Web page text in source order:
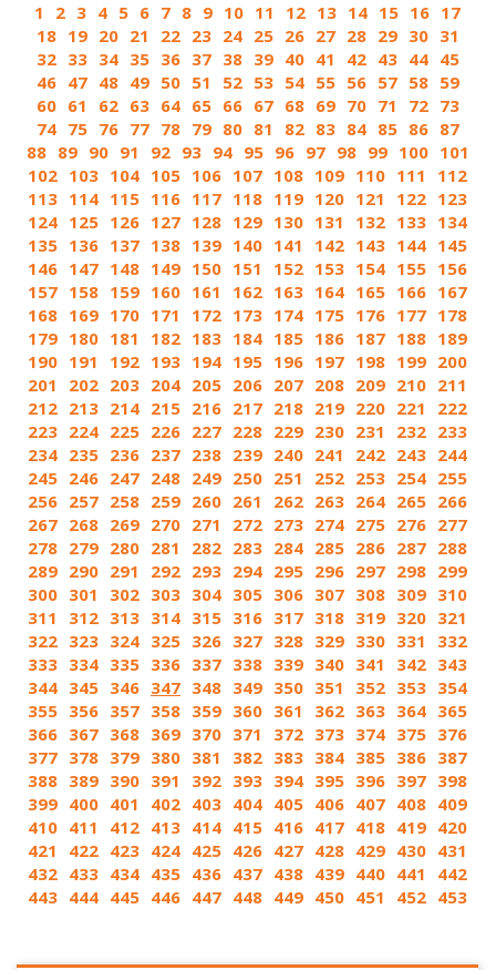
1 2 3 4 5 6 7 8 9 10 11 12 13 14 15 16 17
18 19 20 21 22 23 24 25 26 27 28 29 30 31
32 33 34 35 36 37 38 39 40 41 42 43 44 45
46 47 48 49 50 51 52 53 54 55 56 57 58 59
60 61 62 63 64 65 66 67 68 69 70 71 72 73
74 75 76 77 78 79 80 81 82 83 84 85 86 87
88 89 90 91 92 93 94 95 96 97 98 99 100 101
102 103 104 105 106 107 108 109 110 111
112
113 114 115 116 117 118 119 120 121 122 123
124 125 126 127 128 129 130 131 132 133 134
135 136 137 138 139 140 141 142 143 144 145
146 147 148 149 150 151 152 153 154 155 156
157 158 159 160 161 162 163 164 165 166 167
168 169 170 171 172 173 174 175 176 177 178
179 180 181 182 183 184 185 186 187 188 189
190 191 192 193 194 195 196 197 198 199 200
201
202 203 204 205 206 207 208 209 210 211
212 213 214 215 216 217 218 219 220 221
222
223 224 225 226 227 228 229 230 231 232 233
234 235 236 237 238 239 240 241 242 243 244
245 246 247 248 249 250 251 252 253 254 255
256 257 258 259 260 261 262 263 264 265 266
267 268 269 270 271 272 273 274 275 276 277
278 279 280 281 282 283 284 285 286 287 288
289 290 291 292 293 294 295 296 297 298 299
300 301 302 303 304 305 306 307 308 309 310
311
312 313 314 315 316 317 318 319 320 321
322 323 324 325 326 327 328 329 330 331
332
333 334 335 336 337 338 339 340 341 342 343
344 345 346 347 348 349 350 351 352 353 354
355 356 357 358 359 360 361 362 363 364 365
366 367 368 369 370 371 372 373 374 375 376
377 378 379 380 381 382 383 384 385 386 387
388 389 390 391 392 393 394 395 396 397 398
399 400 401 402 403 404 405 406 407 408 409
410 411 412 413 414 415 416 417 418 419 420
421
422 423 424 425 426 427 428 429 430 431
432 433 434 435 436 437 438 439 440 441
442
443 444 445 446 447 448 449 450 451 452 453